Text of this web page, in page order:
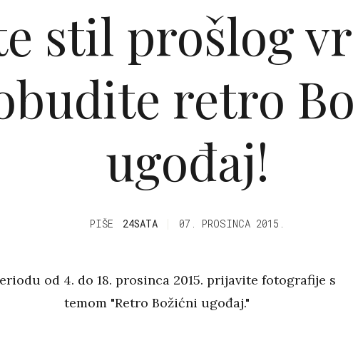
stil prošlog
retro
ugođaj!
PIŠE 24SATA 07. PROSINCA 2015.
od 4. do 18. prosinca 2015. prijavite fotografije s
temom "Retro Božićni ugođaj."